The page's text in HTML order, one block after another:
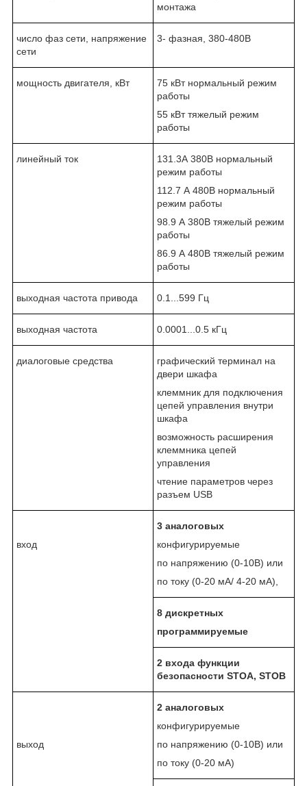
монтажа
число фаз сети, напряжение
сети
3- фазная, 380-480В
мощность двигателя, кВт
75 кВт нормальный режим
работы
55 кВт тяжелый режим
работы
линейный ток
131.3А 380В нормальный
режим работы
112.7 А 480В нормальный
режим работы
98.9 А 380В тяжелый режим
работы
86.9 А 480В тяжелый режим
работы
выходная частота привода 0.1...599 Гц
выходная частота 0.0001...0.5 кГц
диалоговые средства
графический терминал на
двери шкафа
клеммник для подключения
цепей управления внутри
шкафа
возможность расширения
клеммника цепей
управления
чтение параметров через
разъем USB
вход
3 аналоговых
конфигурируемые
по напряжению (0-10В) или
по току (0-20 мА/ 4-20 мА),
8 дискретных
программируемые
2 входа функции
безопасности STOА, STOB
выход
2 аналоговых
конфигурируемые
по напряжению (0-10В) или
по току (0-20 мА)